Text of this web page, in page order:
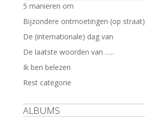
5 manieren om
Bijzondere ontmoetingen (op straat)
De (internationale) dag van
De laatste woorden van …..
Ik ben belezen
Rest categorie
ALBUMS